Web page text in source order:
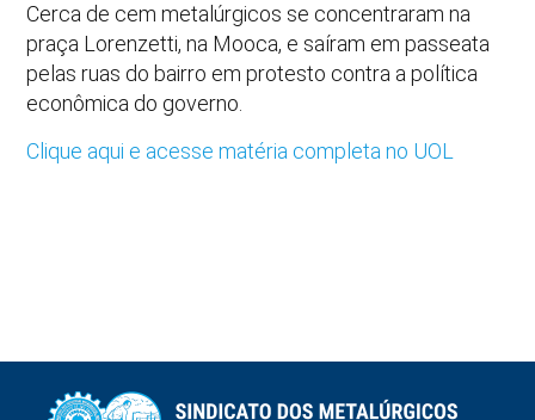
Cerca de cem metalúrgicos se concentraram na
praça Lorenzetti, na Mooca, e saíram em passeata
pelas ruas do bairro em protesto contra a política
econômica do governo.
Clique aqui e acesse matéria completa no UOL